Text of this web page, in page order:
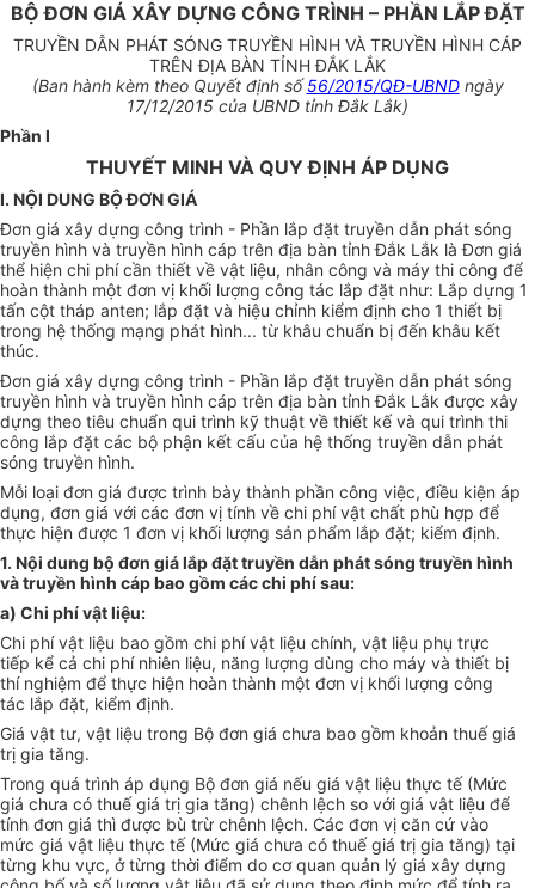
BỘ ĐƠN GIÁ XÂY DỰNG CÔNG TRÌNH – PHẦN LẮP ĐẶT
TRUYỀN DẪN PHÁT SÓNG TRUYỀN HÌNH VÀ TRUYỀN HÌNH CÁP
TRÊN ĐỊA BÀN TỈNH ĐẮK LẮK
(Ban hành kèm theo Quyết định số56/2015/QĐ-UBNDngày
17/12/2015 của UBND tỉnh Đắk Lắk)
Phần I
THUYẾT MINH VÀ QUY ĐỊNH ÁP DỤNG
I. NỘI DUNG BỘ ĐƠN GIÁ
Đơn giá xây dựng công trình - Phần lắp đặt truyền dẫn phát sóng
truyền hình và truyền hình cáp trên địa bàn tỉnh Đắk Lắk là Đơn giá
thể hiện chi phí cần thiết về vật liệu, nhân công và máy thi công để
hoàn thành một đơn vị khối lượng công tác lắp đặt như: Lắp dựng 1
tấn cột tháp anten; lắp đặt và hiệu chỉnh kiểm định cho 1 thiết bị
trong hệ thống mạng phát hình... từ khâu chuẩn bị đến khâu kết
thúc.
Đơn giá xây dựng công trình - Phần lắp đặt truyền dẫn phát sóng
truyền hình và truyền hình cáp trên địa bàn tỉnh Đắk Lắk được xây
dựng theo tiêu chuẩn qui trình kỹ thuật về thiết kế và qui trình thi
công lắp đặt các bộ phận kết cấu của hệ thống truyền dẫn phát
sóng truyền hình.
Mỗi loại đơn giá được trình bày thành phần công việc, điều kiện áp
dụng, đơn giá với các đơn vị tính về chi phí vật chất phù hợp để
thực hiện được 1 đơn vị khối lượng sản phẩm lắp đặt; kiểm định.
1. Nội dung bộ đơn giá lắp đặt truyền dẫn phát sóng truyền hình
và truyền hình cáp bao gồm các chi phí sau:
a) Chi phí vật liệu:
Chi phí vật liệu bao gồm chi phí vật liệu chính, vật liệu phụ trực
tiếp kể cả chi phí nhiên liệu, năng lượng dùng cho máy và thiết bị
thí nghiệm để thực hiện hoàn thành một đơn vị khối lượng công
tác lắp đặt, kiểm định.
Giá vật tư, vật liệu trong Bộ đơn giá chưa bao gồm khoản thuế giá
trị gia tăng.
Trong quá trình áp dụng Bộ đơn giá nếu giá vật liệu thực tế (Mức
giá chưa có thuế giá trị gia tăng) chênh lệch so với giá vật liệu để
tính đơn giá thì được bù trừ chênh lệch. Các đơn vị căn cứ vào
mức giá vật liệu thực tế (Mức giá chưa có thuế giá trị gia tăng) tại
từng khu vực, ở từng thời điểm do cơ quan quản lý giá xây dựng